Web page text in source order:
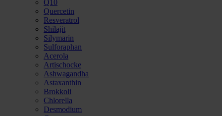
Q10
Quercetin
Resveratrol
Shilajit
Silymarin
Sulforaphan
Acerola
Artischocke
Ashwagandha
Astaxanthin
Brokkoli
Chlorella
Desmodium